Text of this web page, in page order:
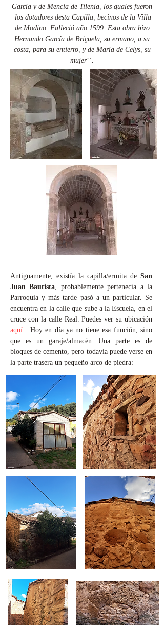
García y de Mencía de Tilenia, los quales fueron
los dotadores desta Capilla, becinos de la Villa
de Modino. Falleció año 1599. Esta obra hizo
Hernando García de Briçuela, su ermano, a su
costa, para su entierro, y de María de Celys, su
mujer´´.
Antiguamente, existía la capilla/ermita de San
Juan Bautista, probablemente pertenecía a la
Parroquia y más tarde pasó a un particular. Se
encuentra en la calle que sube a la Escuela, en el
cruce con la calle Real. Puedes ver su ubicación
aquí. Hoy en día ya no tiene esa función, sino
que es un garaje/almacén. Una parte es de
bloques de cemento, pero todavía puede verse en
la parte trasera un pequeño arco de piedra: